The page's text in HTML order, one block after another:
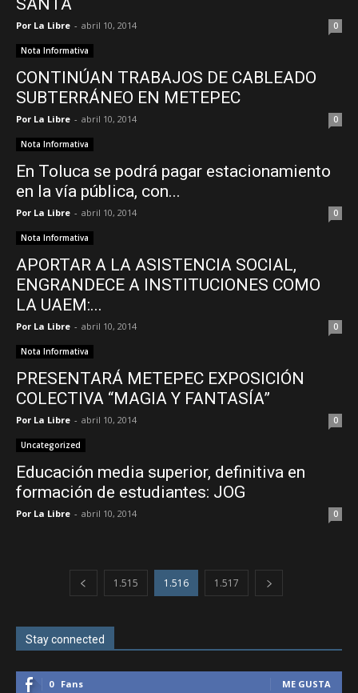
SANTA
Por La Libre - abril 10, 2014 0
Nota Informativa
CONTINÚAN TRABAJOS DE CABLEADO
SUBTERRÁNEO EN METEPEC
Por La Libre - abril 10, 2014 0
Nota Informativa
En Toluca se podrá pagar estacionamiento
en la vía pública, con...
Por La Libre - abril 10, 2014 0
Nota Informativa
APORTAR A LA ASISTENCIA SOCIAL,
ENGRANDECE A INSTITUCIONES COMO
LA UAEM:...
Por La Libre - abril 10, 2014 0
Nota Informativa
PRESENTARÁ METEPEC EXPOSICIÓN
COLECTIVA “MAGIA Y FANTASÍA”
Por La Libre - abril 10, 2014 0
Uncategorized
Educación media superior, definitiva en
formación de estudiantes: JOG
Por La Libre - abril 10, 2014 0
1.515 1.516 1.517
Stay connected
0 Fans ME GUSTA